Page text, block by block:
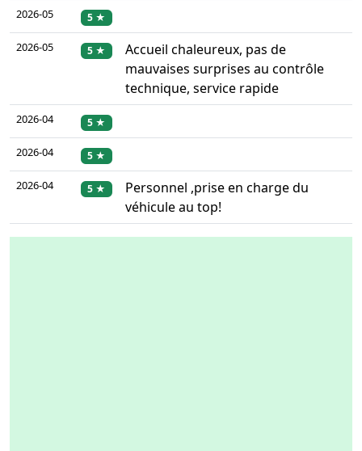
2026-05 5 ★
2026-05 5 ★
Accueil chaleureux, pas de
mauvaises surprises au contrôle
technique, service rapide
2026-04 5 ★
2026-04 5 ★
2026-04 5 ★
Personnel ,prise en charge du
véhicule au top!